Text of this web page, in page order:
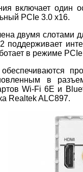
включает один
PCIe 3.0 x16.
двумя слотами
поддерживает
в режиме
в
Wi-Fi 6E и
Realtek ALC897.